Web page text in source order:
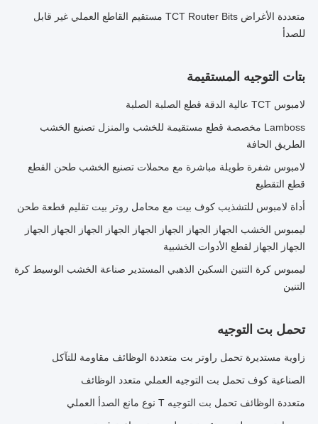
متعددة الأغراض TCT Router Bits مستقيم القاطع العملي غير قابل
للصدأ
بتات التوجيه المستقيمة
لامبوس TCT عالية الدقة قطع الصلبة الصلبة
Lamboss مخصصة قطع مستقيمة للخشب والمنزل تصنيع الخشب
الطريق الحافة
لامبوس شفرة طويلة مباشرة مع محملات تصنيع الخشب طحن القطع
قطع التقطيع
أداة لامبوس للتشذيب كوف بيت مع محامل روتر بيت تقليم قطعة طحن
ليمبوس الخشب الجهاز الجهاز الجهاز الجهاز الجهاز الجهاز الجهاز الجهاز
الجهاز الجهاز لقطع الأدوات الخشبية
ليمبوس كرة التنين السكين الذهبي المستدير صناعة الخشب الوسيط كرة
التنين
تحمل بت التوجيه
زاوية مستديرة تحمل راوتر بت متعددة الوظائف مقاومة للتآكل
الصناعية كوف تحمل بت التوجيه العملي متعدد الوظائف
متعددة الوظائف تحمل بت التوجيه T نوع مانع الصدأ العملي